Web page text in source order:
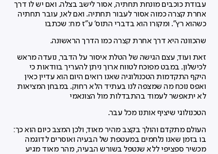
עבודת כוכבים מונחת תחתיה, אסור לישב בצלה. ואם יש לו דרך
אחרת קצרה כמוה אסור לעבור תחתיה. ואם לאו, עובר תחתיה
כשהוא רץ”. ומקורו הוא בדברי התוס’ ע”ז מח: שכתבו
שהכוונה היא דרך אחרת קצרה כמו הדרך הראשונה.
זאת ועוד, עצם הגישה של הטלת איסור על הדבר, נועדה מראש
לכישלון. במבט מפוכח לטווח ארוך ניתן להעריך בוודאות כי
היקף התקדמות הטכנולוגיה שאנו רואים היום הוא עדיין כאין
ואפס נוכח מה שמצפה לנו בעתיד הלא רחוק. במבחן המציאות
לא יתאפשר לעמוד בהתבדלות מול הצונאמי
הטכנולוגי שיציף אותנו מכל עבר.
העולם מתקדם והולך בקצב מהיר מאוד, ולכן המצב כיום הוא כך:
בו בזמן שאנו נלחמים במעטפת של הבעיה ואוסרים לדוגמה
מכשיר ספציפי ללא שנטפל בשורש הבעיה, מהר מאוד מגיע